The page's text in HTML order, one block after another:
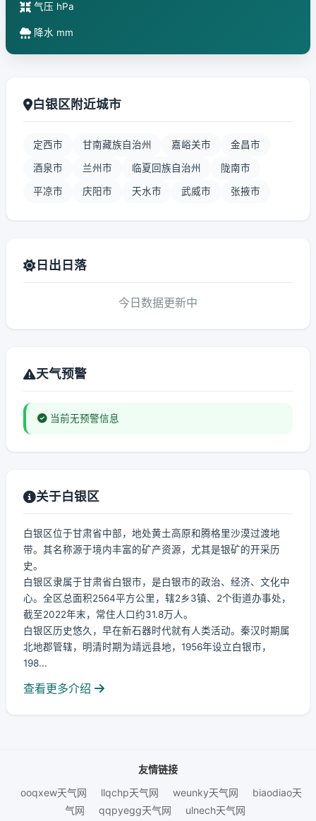
气压 hPa
降水 mm
白银区附近城市
定西市 甘南藏族自治州 嘉峪关市 金昌市
酒泉市 兰州市 临夏回族自治州 陇南市
平凉市 庆阳市 天水市 武威市 张掖市
日出日落
今日数据更新中
天气预警
当前无预警信息
关于白银区
白银区位于甘肃省中部，地处黄土高原和腾格里沙漠过渡地
带。其名称源于境内丰富的矿产资源，尤其是银矿的开采历
史。
白银区隶属于甘肃省白银市，是白银市的政治、经济、文化中
心。全区总面积2564平方公里，辖2乡3镇、2个街道办事处，
截至2022年末，常住人口约31.8万人。
白银区历史悠久，早在新石器时代就有人类活动。秦汉时期属
北地郡管辖，明清时期为靖远县地，1956年设立白银市，
198...
查看更多介绍
友情链接
ooqxew天气网
llqchp天气网 weunky天气网
biaodiao天
气网
qqpyegg天气网 ulnech天气网